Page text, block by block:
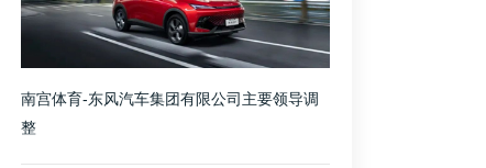
南宫体育-东风汽车集团有限公司主要领导调
整